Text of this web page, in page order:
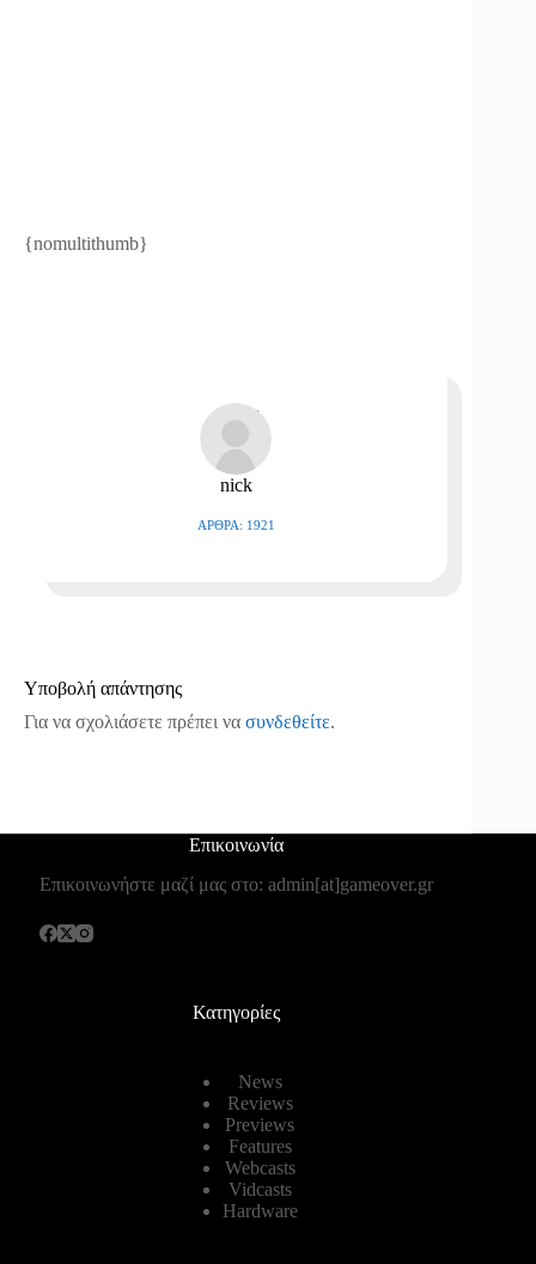
{nomultithumb}
nick
ΆΡΘΡΑ: 1921
Υποβολή απάντησης
Για να σχολιάσετε πρέπει να συνδεθείτε.
Επικοινωνία
Επικοινωνήστε μαζί μας στο: admin[at]gameover.gr
Κατηγορίες
News
Reviews
Previews
Features
Webcasts
Vidcasts
Hardware